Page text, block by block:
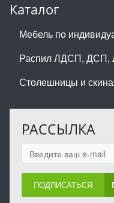
Каталог
Мебель по
Распил ЛДСП,
Столешницы и
РАССЫЛКА
ПОДПИСАТЬСЯ